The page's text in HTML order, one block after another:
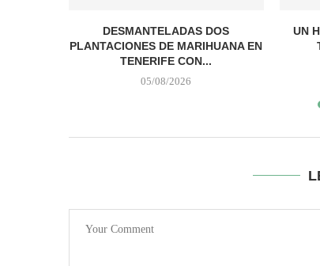
DESMANTELADAS DOS
PLANTACIONES DE MARIHUANA EN
TENERIFE CON...
05/08/2026
UN